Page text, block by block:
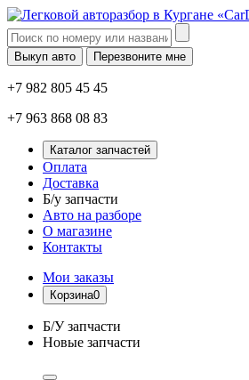
Выкуп авто Перезвоните мне
+7 982 805 45 45
+7 963 868 08 83
Каталог запчастей
Оплата
Доставка
Б/у запчасти
Авто на разборе
О магазине
Контакты
Мои заказы
Корзина0
Б/У запчасти
Новые запчасти